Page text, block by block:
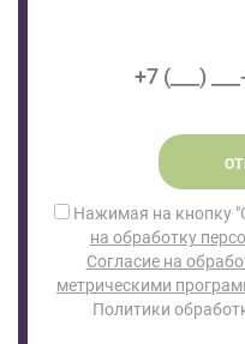
Нажимая на кнопку
на обработку
Согласие на
метрическими
Политики